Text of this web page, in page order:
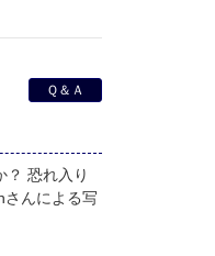
Ｑ＆Ａ
？ 恐れ入り
さんによる写